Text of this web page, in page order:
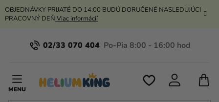
Prejsť
na
OBJEDNÁVKY PRIJATÉ DO 14:00 BUDÚ DORUČENÉ NASLEDUJÚCI
PRACOVNÝ DEŇ Viac informácií
02/33 070 404